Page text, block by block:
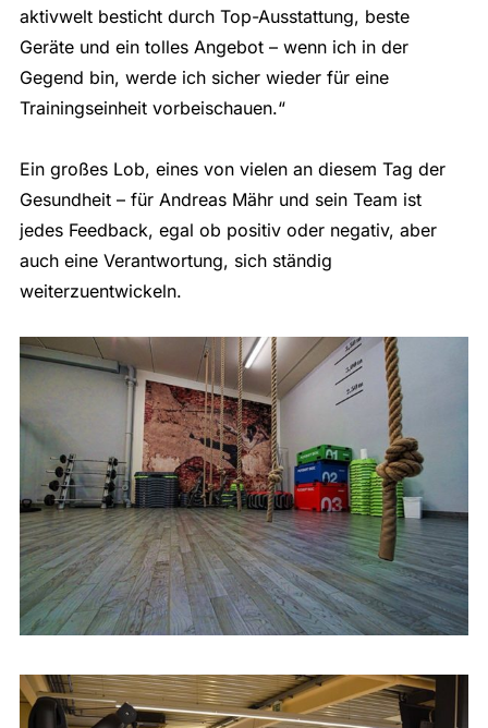
aktivwelt besticht durch Top-Ausstattung, beste
Geräte und ein tolles Angebot – wenn ich in der
Gegend bin, werde ich sicher wieder für eine
Trainingseinheit vorbeischauen.“
Ein großes Lob, eines von vielen an diesem Tag der
Gesundheit – für Andreas Mähr und sein Team ist
jedes Feedback, egal ob positiv oder negativ, aber
auch eine Verantwortung, sich ständig
weiterzuentwickeln.